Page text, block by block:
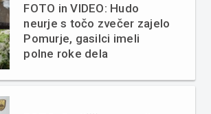
FOTO in VIDEO: Hudo
neurje s točo zvečer zajelo
Pomurje, gasilci imeli
polne roke dela